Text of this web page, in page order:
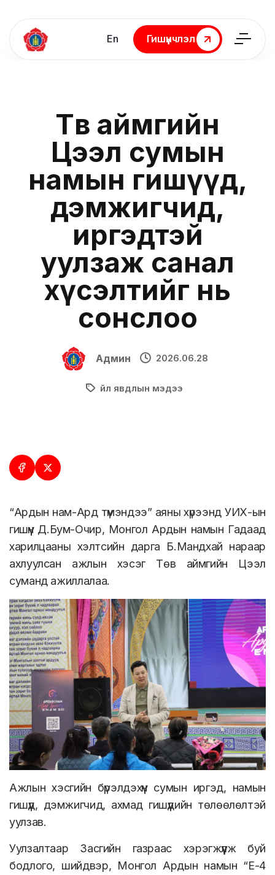
En
Гишүүнчлэл
Гишүүнчлэл
Төв аймгийн
Цээл сумын
намын гишүүд,
дэмжигчид,
иргэдтэй
уулзаж санал
хүсэлтийг нь
сонслоо
Админ 2026.06.28
Үйл явдлын мэдээ
“Ардын нам-Ард түмэндээ” аяны хүрээнд УИХ-ын
гишүүн Д.Бум-Очир, Монгол Ардын намын Гадаад
харилцааны хэлтсийн дарга Б.Мандхай нараар
ахлуулсан ажлын хэсэг Төв аймгийн Цээл
суманд ажиллалаа.
Ажлын хэсгийн бүрэлдэхүүн сумын иргэд, намын
гишүүд, дэмжигчид, ахмад гишүүдийн төлөөлөлтэй
уулзав.
Уулзалтаар Засгийн газраас хэрэгжүүлж буй
бодлого, шийдвэр, Монгол Ардын намын “Е-4